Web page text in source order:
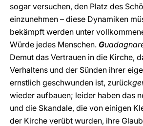
sogar versuchen, den Platz des
einzunehmen – diese Dynamiken
bekämpft werden unter
Würde jedes Menschen. G
Demut das Vertrauen in die Kirche,
Verhaltens und der Sünden ihrer
ernstlich geschwunden ist, zurück
wieder aufbauen; leider haben das
und die Skandale, die von einigen
der Kirche verübt wurden, ihre